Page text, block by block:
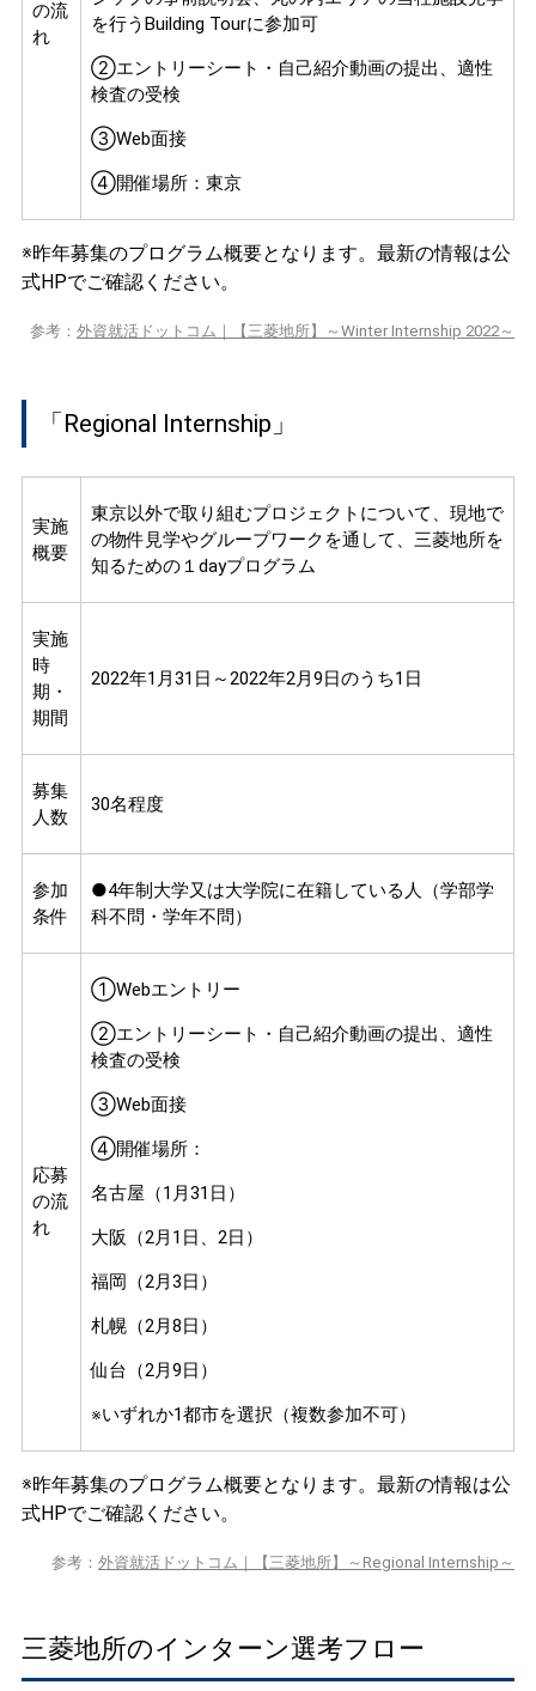
の流
れ
を行うBuilding Tourに参加可
②エントリーシート・自己紹介動画の提出、適性
検査の受検
③Web面接
④開催場所：東京
※昨年募集のプログラム概要となります。最新の情報は公
式HPでご確認ください。
参考：外資就活ドットコム｜【三菱地所】～Winter Internship 2022～
「Regional Internship」
実施
概要
東京以外で取り組むプロジェクトについて、現地で
の物件見学やグループワークを通して、三菱地所を
知るための１dayプログラム
実施
時
期・
期間
2022年1月31日～2022年2月9日のうち1日
募集
人数
30名程度
参加
条件
●4年制大学又は大学院に在籍している人（学部学
科不問・学年不問）
応募
の流
れ
①Webエントリー
②エントリーシート・自己紹介動画の提出、適性
検査の受検
③Web面接
④開催場所：
名古屋（1月31日）
大阪（2月1日、2日）
福岡（2月3日）
札幌（2月8日）
仙台（2月9日）
※いずれか1都市を選択（複数参加不可）
※昨年募集のプログラム概要となります。最新の情報は公
式HPでご確認ください。
参考：外資就活ドットコム｜【三菱地所】～Regional Internship～
三菱地所のインターン選考フロー